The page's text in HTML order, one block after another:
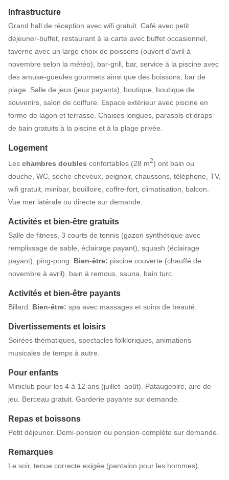
Infrastructure
Grand hall de réception avec wifi gratuit. Café avec petit
déjeuner-buffet, restaurant à la carte avec buffet occasionnel,
taverne avec un large choix de poissons (ouvert d'avril à
novembre selon la météo), bar-grill, bar, service à la piscine avec
des amuse-gueules gourmets ainsi que des boissons, bar de
plage. Salle de jeux (jeux payants), boutique, boutique de
souvenirs, salon de coiffure. Espace extérieur avec piscine en
forme de lagon et terrasse. Chaises longues, parasols et draps
de bain gratuits à la piscine et à la plage privée.
Logement
Les chambres doubles confortables (28 m2) ont bain ou
douche, WC, sèche-cheveux, peignoir, chaussons, téléphone, TV,
wifi gratuit, minibar, bouilloire, coffre-fort, climatisation, balcon.
Vue mer latérale ou directe sur demande.
Activités et bien-être gratuits
Salle de fitness, 3 courts de tennis (gazon synthétique avec
remplissage de sable, éclairage payant), squash (éclairage
payant), ping-pong. Bien-être: piscine couverte (chauffé de
novembre à avril), bain à remous, sauna, bain turc.
Activités et bien-être payants
Billard. Bien-être: spa avec massages et soins de beauté.
Divertissements et loisirs
Soirées thématiques, spectacles folkloriques, animations
musicales de temps à autre.
Pour enfants
Miniclub pour les 4 à 12 ans (juillet–août). Pataugeoire, aire de
jeu. Berceau gratuit. Garderie payante sur demande.
Repas et boissons
Petit déjeuner. Demi-pension ou pension-complète sur demande.
Remarques
Le soir, tenue correcte exigée (pantalon pour les hommes).